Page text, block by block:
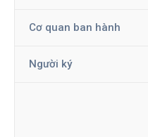
Cơ quan ban hành
Người ký